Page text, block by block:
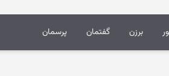
برزن گفتمان پرسمان